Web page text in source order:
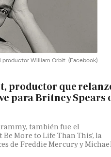
productor William Orbit. (Facebook)
productor que
para Britney Spears
también fue el
More to Life Than This', la
de Freddie Mercury y